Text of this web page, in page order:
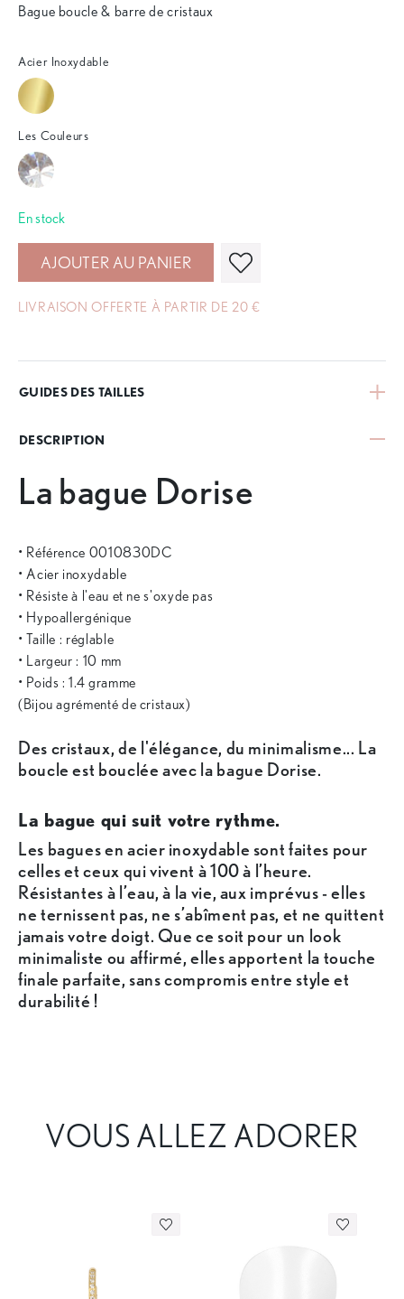
Bague boucle & barre de cristaux
Acier Inoxydable
Les Couleurs
En stock
AJOUTER AU PANIER
LIVRAISON OFFERTE À PARTIR DE 20 €
GUIDES DES TAILLES
DESCRIPTION
La bague Dorise
• Référence 0010830DC
• Acier inoxydable
• Résiste à l'eau et ne s'oxyde pas
• Hypoallergénique
• Taille : réglable
• Largeur : 10 mm
• Poids : 1.4 gramme
(Bijou agrémenté de cristaux)
Des cristaux, de l'élégance, du minimalisme... La
boucle est bouclée avec la bague Dorise.
La bague qui suit votre rythme.
Les bagues en acier inoxydable sont faites pour
celles et ceux qui vivent à 100 à l’heure.
Résistantes à l’eau, à la vie, aux imprévus - elles
ne ternissent pas, ne s’abîment pas, et ne quittent
jamais votre doigt. Que ce soit pour un look
minimaliste ou affirmé, elles apportent la touche
finale parfaite, sans compromis entre style et
durabilité !
VOUS ALLEZ ADORER